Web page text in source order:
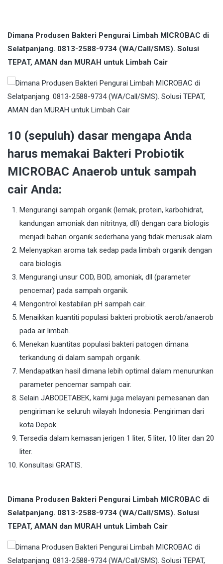
Dimana Produsen Bakteri Pengurai Limbah MICROBAC di
Selatpanjang. 0813-2588-9734 (WA/Call/SMS). Solusi
TEPAT, AMAN dan MURAH untuk Limbah Cair
10 (sepuluh) dasar mengapa Anda
harus memakai Bakteri Probiotik
MICROBAC Anaerob untuk sampah
cair Anda:
Mengurangi sampah organik (lemak, protein, karbohidrat,
kandungan amoniak dan nitritnya, dll) dengan cara biologis
menjadi bahan organik sederhana yang tidak merusak alam.
Melenyapkan aroma tak sedap pada limbah organik dengan
cara biologis.
Mengurangi unsur COD, BOD, amoniak, dll (parameter
pencemar) pada sampah organik.
Mengontrol kestabilan pH sampah cair.
Menaikkan kuantiti populasi bakteri probiotik aerob/anaerob
pada air limbah.
Menekan kuantitas populasi bakteri patogen dimana
terkandung di dalam sampah organik.
Mendapatkan hasil dimana lebih optimal dalam menurunkan
parameter pencemar sampah cair.
Selain JABODETABEK, kami juga melayani pemesanan dan
pengiriman ke seluruh wilayah Indonesia. Pengiriman dari
kota Depok.
Tersedia dalam kemasan jerigen 1 liter, 5 liter, 10 liter dan 20
liter.
Konsultasi GRATIS.
Dimana Produsen Bakteri Pengurai Limbah MICROBAC di
Selatpanjang. 0813-2588-9734 (WA/Call/SMS). Solusi
TEPAT, AMAN dan MURAH untuk Limbah Cair